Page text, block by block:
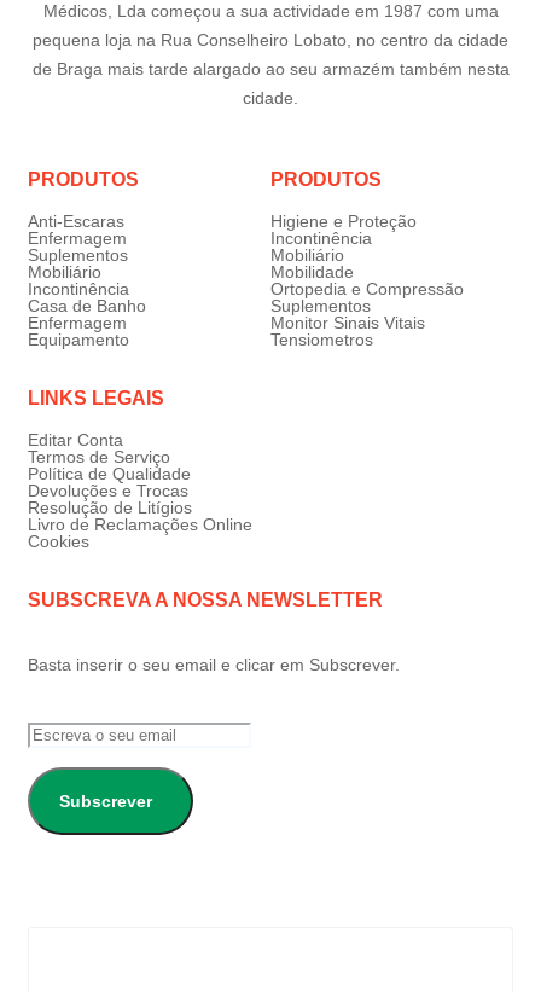
Médicos, Lda começou a sua actividade em 1987 com uma
pequena loja na Rua Conselheiro Lobato, no centro da cidade
de Braga mais tarde alargado ao seu armazém também nesta
cidade.
PRODUTOS
Anti-Escaras
Enfermagem
Suplementos
Mobiliário
Incontinência
Casa de Banho
Enfermagem
Equipamento
PRODUTOS
Higiene e Proteção
Incontinência
Mobiliário
Mobilidade
Ortopedia e Compressão
Suplementos
Monitor Sinais Vitais
Tensiometros
LINKS LEGAIS
Editar Conta
Termos de Serviço
Política de Qualidade
Devoluções e Trocas
Resolução de Litígios
Livro de Reclamações Online
Cookies
SUBSCREVA A NOSSA NEWSLETTER
Basta inserir o seu email e clicar em Subscrever.
Subscrever